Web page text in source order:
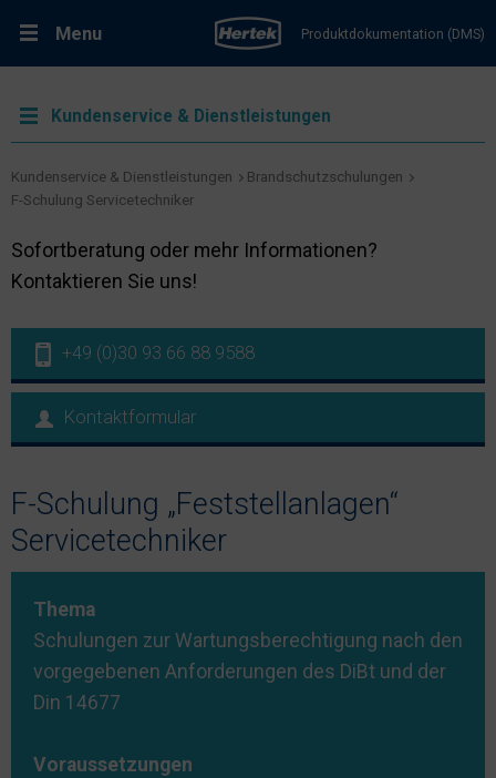
Menu
Produkte
Kundenservice & Dienstleistungen
Fachportal Brandschutz
Karriere bei Hertek
Nachhaltigkeit
Produktdokumentation (DMS)
Kundenservice & Dienstleistungen
Kundenservice & Dienstleistungen
Brandschutzschulungen
F-Schulung Servicetechniker
Sofortberatung oder mehr Informationen?
Kontaktieren Sie uns!
+49 (0)30 93 66 88 9588
Kontaktformular
F-Schulung „Feststellanlagen“
Servicetechniker
Thema
Schulungen zur Wartungsberechtigung nach den
vorgegebenen Anforderungen des DiBt und der
Din 14677
Voraussetzungen